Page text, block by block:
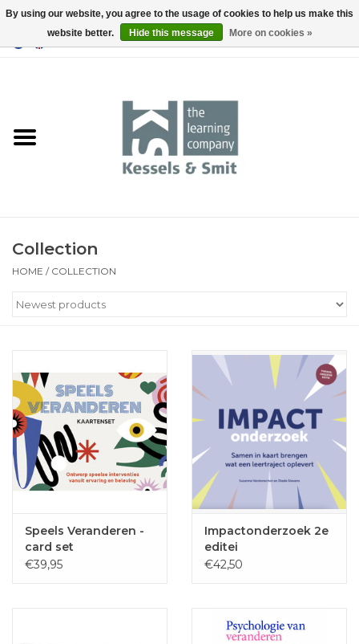
Collection
HOME / COLLECTION
Speels Veranderen -
card set
€39,95
Impactonderzoek 2e
editei
€42,50
By using our website, you agree to the usage of cookies to help us make this
website better.
Hide this message More on cookies »